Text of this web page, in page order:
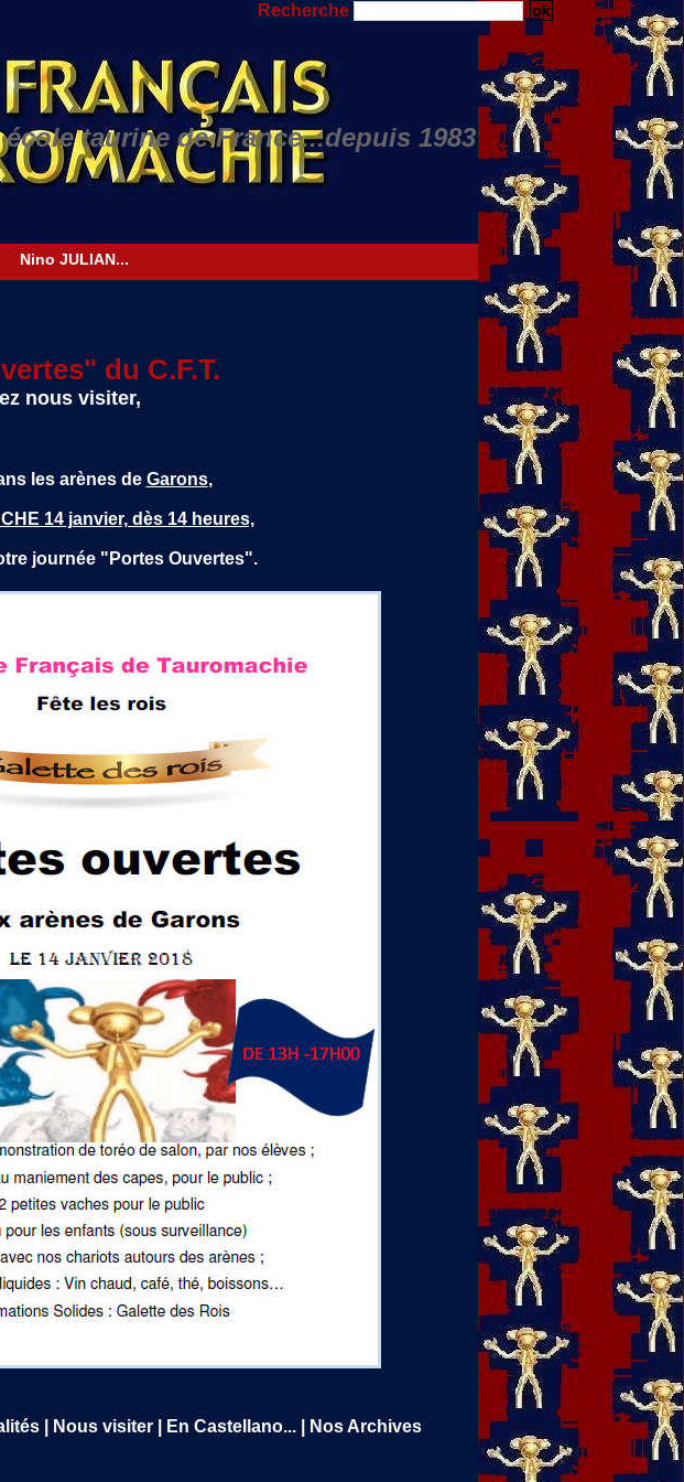
Recherche
école taurine de France...depuis 1983
du C.F.T.
nous visiter,
les arènes de Garons,
14 janvier, dès 14 heures,
journée "Portes Ouvertes".
Nous visiter En Castellano... Nos Archives